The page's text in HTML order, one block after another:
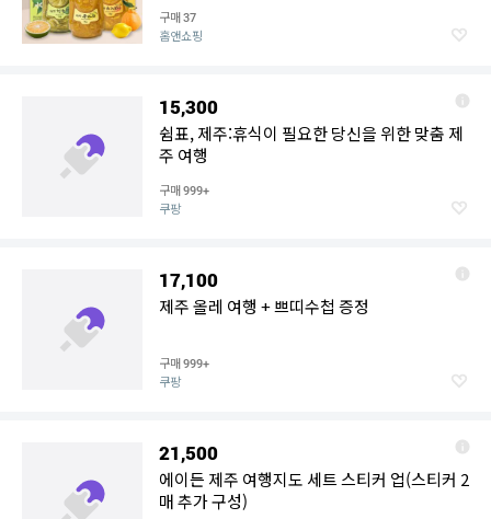
구매37
홈앤쇼핑
15,300
쉼표, 제주:휴식이 필요한 당신을 위한 맞춤 제
주 여행
구매999+
쿠팡
17,100
제주 올레 여행 + 쁘띠수첩 증정
구매999+
쿠팡
21,500
에이든 제주 여행지도 세트 스티커 업(스티커 2
매 추가 구성)